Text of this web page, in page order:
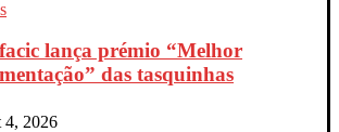
lança prémio “Melhor
das tasquinhas
4, 2026